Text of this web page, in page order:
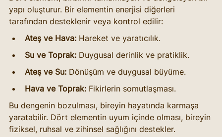
yapı oluşturur. Bir elementin enerjisi diğerleri
tarafından desteklenir veya kontrol edilir:
Ateş ve Hava: Hareket ve yaratıcılık.
Su ve Toprak: Duygusal derinlik ve pratiklik.
Ateş ve Su: Dönüşüm ve duygusal büyüme.
Hava ve Toprak: Fikirlerin somutlaşması.
Bu dengenin bozulması, bireyin hayatında karmaşa
yaratabilir. Dört elementin uyum içinde olması, bireyin
fiziksel, ruhsal ve zihinsel sağlığını destekler.